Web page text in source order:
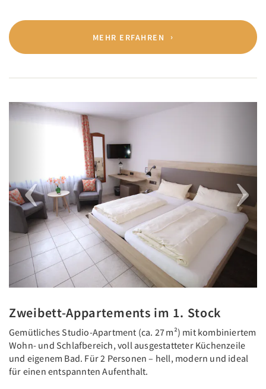
MEHR ERFAHREN
Previous
Zweibett-Appartements im 1. Stock
Gemütliches Studio-Apartment (ca. 27 m²) mit kombiniertem
Wohn- und Schlafbereich, voll ausgestatteter Küchenzeile
und eigenem Bad. Für 2 Personen – hell, modern und ideal
für einen entspannten Aufenthalt.